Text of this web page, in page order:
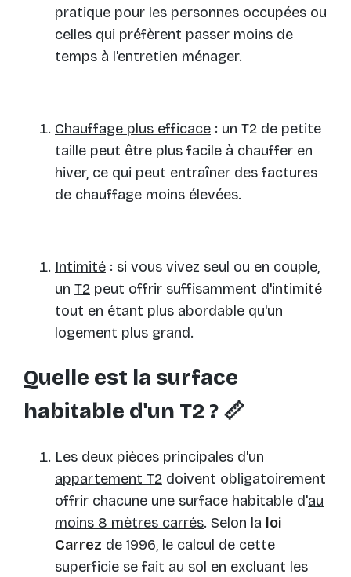
pratique pour les personnes occupées ou
celles qui préfèrent passer moins de
temps à l'entretien ménager.
Chauffage plus efficace : un T2 de petite
taille peut être plus facile à chauffer en
hiver, ce qui peut entraîner des factures
de chauffage moins élevées.
Intimité : si vous vivez seul ou en couple,
un T2 peut offrir suffisamment d'intimité
tout en étant plus abordable qu'un
logement plus grand.
Quelle est la surface
habitable d'un T2 ? 📏
Les deux pièces principales d'un
appartement T2 doivent obligatoirement
offrir chacune une surface habitable d'au
moins 8 mètres carrés. Selon la loi
Carrez de 1996, le calcul de cette
superficie se fait au sol en excluant les